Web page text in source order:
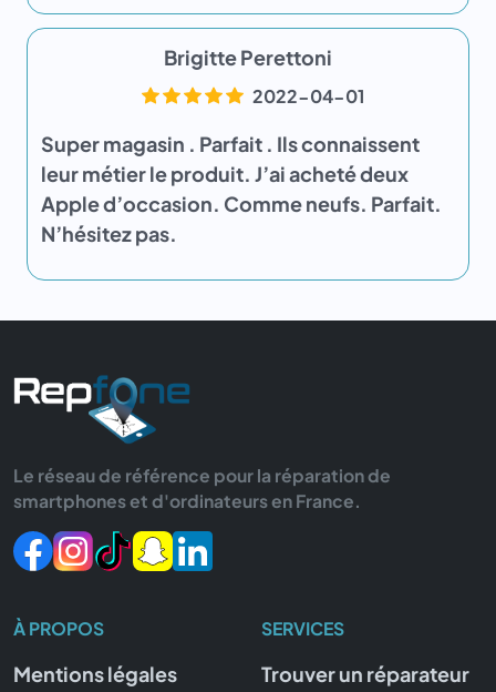
Brigitte Perettoni
2022-04-01
Super magasin . Parfait . Ils connaissent
leur métier le produit. J’ai acheté deux
Apple d’occasion. Comme neufs. Parfait.
N’hésitez pas.
Le réseau de référence pour la réparation de
smartphones et d'ordinateurs en France.
À PROPOS
Mentions légales
SERVICES
Trouver un réparateur